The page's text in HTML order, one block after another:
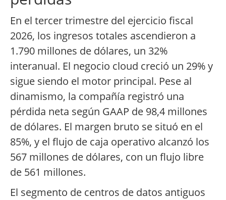
En el tercer trimestre del ejercicio fiscal
2026, los ingresos totales ascendieron a
1.790 millones de dólares, un 32%
interanual. El negocio cloud creció un 29% y
sigue siendo el motor principal. Pese al
dinamismo, la compañía registró una
pérdida neta según GAAP de 98,4 millones
de dólares. El margen bruto se situó en el
85%, y el flujo de caja operativo alcanzó los
567 millones de dólares, con un flujo libre
de 561 millones.
El segmento de centros de datos antiguos